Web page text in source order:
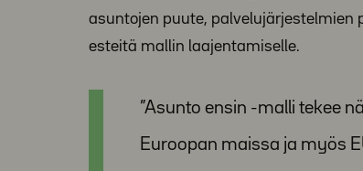
asuntojen puute,
esteitä mallin laajentamiselle.
”Asunto ensin -malli tekee
Euroopan maissa ja myös